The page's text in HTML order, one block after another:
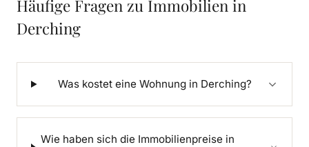
Häufige Fragen zu Immobilien in
Derching
Was kostet eine Wohnung in Derching?
Wie haben sich die Immobilienpreise in